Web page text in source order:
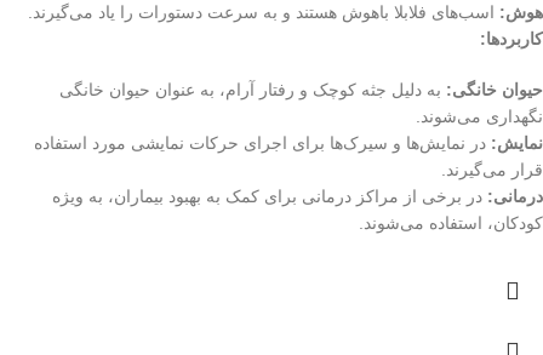
هوش: اسب‌های فلابلا باهوش هستند و به سرعت دستورات را یاد می‌گیرند.
کاربردها:
حیوان خانگی: به دلیل جثه کوچک و رفتار آرام، به عنوان حیوان خانگی
نگهداری می‌شوند.
نمایش: در نمایش‌ها و سیرک‌ها برای اجرای حرکات نمایشی مورد استفاده
قرار می‌گیرند.
درمانی: در برخی از مراکز درمانی برای کمک به بهبود بیماران، به ویژه
کودکان، استفاده می‌شوند.